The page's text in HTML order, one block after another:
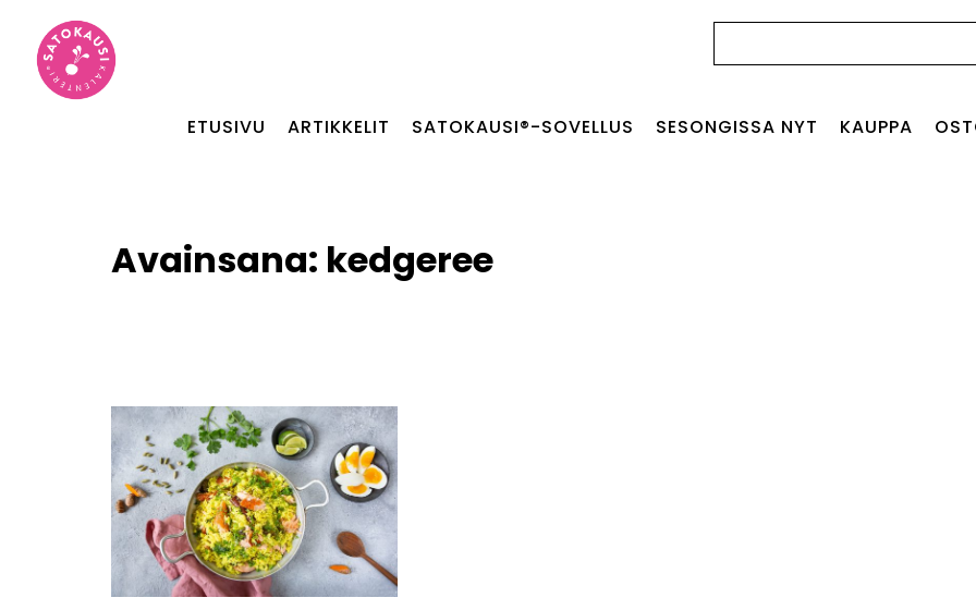
ETUSIVU ARTIKKELIT SATOKAUSI®-SOVELLUS SESONGISSA NYT KAUPPA
Avainsana: kedgeree